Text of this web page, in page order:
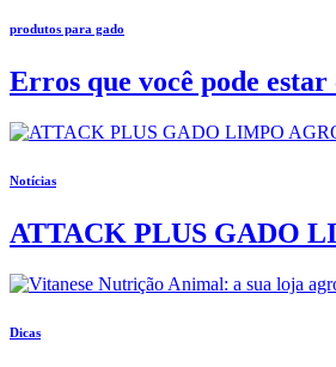
produtos para gado
Erros que você pode
Notícias
ATTACK PLUS GADO
Dicas